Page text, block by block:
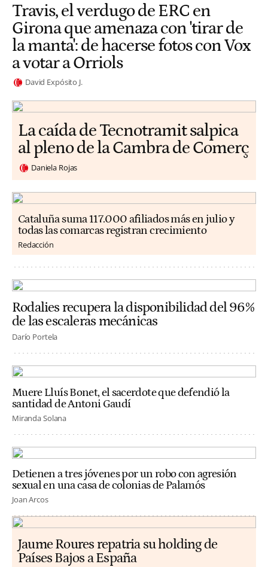
Travis, el verdugo de ERC en
Girona que amenaza con 'tirar de
la manta': de hacerse fotos con Vox
a votar a Orriols
David Expósito J.
La caída de Tecnotramit salpica
al pleno de la Cambra de Comerç
Daniela Rojas
Cataluña suma 117.000 afiliados más en julio y
todas las comarcas registran crecimiento
Redacción
Rodalies recupera la disponibilidad del 96%
de las escaleras mecánicas
Darío Portela
Muere Lluís Bonet, el sacerdote que defendió la
santidad de Antoni Gaudí
Miranda Solana
Detienen a tres jóvenes por un robo con agresión
sexual en una casa de colonias de Palamós
Joan Arcos
Jaume Roures repatria su holding de
Países Bajos a España